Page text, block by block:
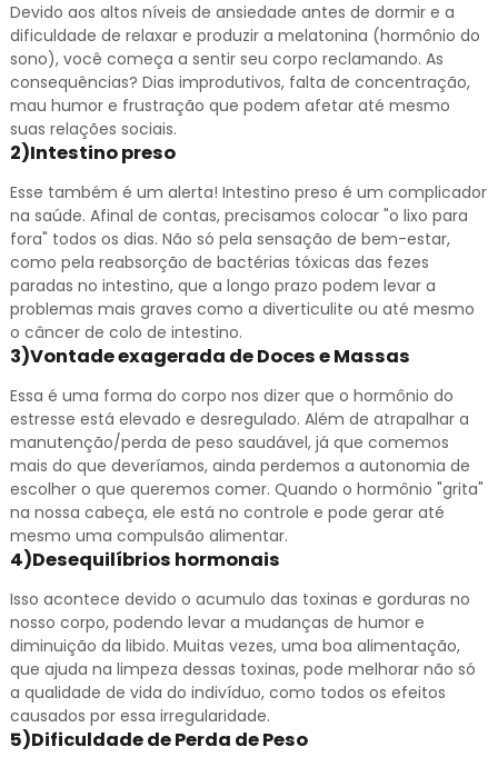
Devido aos altos níveis de ansiedade antes de dormir e a
dificuldade de relaxar e produzir a melatonina (hormônio do
sono), você começa a sentir seu corpo reclamando. As
consequências? Dias improdutivos, falta de concentração,
mau humor e frustração que podem afetar até mesmo
suas relações sociais.
2)Intestino preso
Esse também é um alerta! Intestino preso é um complicador
na saúde. Afinal de contas, precisamos colocar "o lixo para
fora" todos os dias. Não só pela sensação de bem-estar,
como pela reabsorção de bactérias tóxicas das fezes
paradas no intestino, que a longo prazo podem levar a
problemas mais graves como a diverticulite ou até mesmo
o câncer de colo de intestino.
3)Vontade exagerada de Doces e Massas
Essa é uma forma do corpo nos dizer que o hormônio do
estresse está elevado e desregulado. Além de atrapalhar a
manutenção/perda de peso saudável, já que comemos
mais do que deveríamos, ainda perdemos a autonomia de
escolher o que queremos comer. Quando o hormônio "grita"
na nossa cabeça, ele está no controle e pode gerar até
mesmo uma compulsão alimentar.
4)Desequilíbrios hormonais
Isso acontece devido o acumulo das toxinas e gorduras no
nosso corpo, podendo levar a mudanças de humor e
diminuição da libido. Muitas vezes, uma boa alimentação,
que ajuda na limpeza dessas toxinas, pode melhorar não só
a qualidade de vida do indivíduo, como todos os efeitos
causados por essa irregularidade.
5)Dificuldade de Perda de Peso